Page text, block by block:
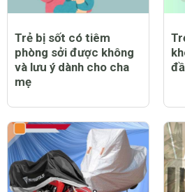
Trẻ bị sốt có tiêm
phòng sởi được không
và lưu ý dành cho cha
mẹ